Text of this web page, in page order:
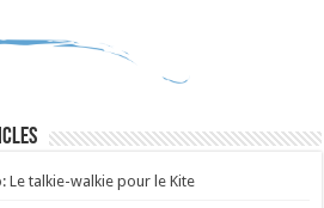
Le talkie-walkie pour le Kite